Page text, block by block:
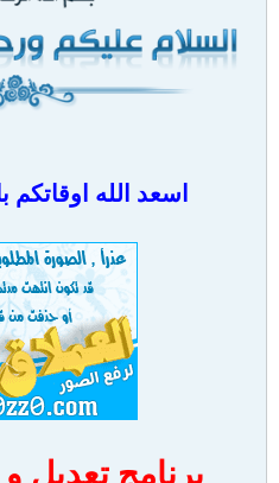
اسعد الله
برنامج تعديل و